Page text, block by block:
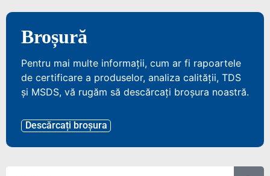
Broșură
Pentru mai multe informații, cum ar fi rapoartele
de certificare a produselor, analiza calității, TDS
și MSDS, vă rugăm să descărcați broșura noastră.
Descărcați broșura